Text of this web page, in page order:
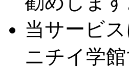
当サービ
ニチイ学